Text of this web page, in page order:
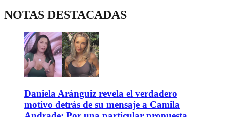
NOTAS DESTACADAS
Daniela Aránguiz revela el verdadero
motivo detrás de su mensaje a Camila